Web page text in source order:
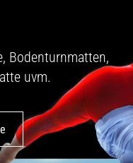
Bodenturnmatten,
uvm.